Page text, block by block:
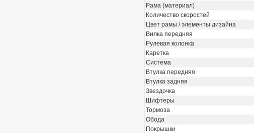
Рама (материал)
Количество скоростей
Цвет рамы / элементы дизайна
Вилка передняя
Рулевая колонка
Каретка
Система
Втулка передняя
Втулка задняя
Звездочка
Шифтеры
Тормоза
Обода
Покрышки